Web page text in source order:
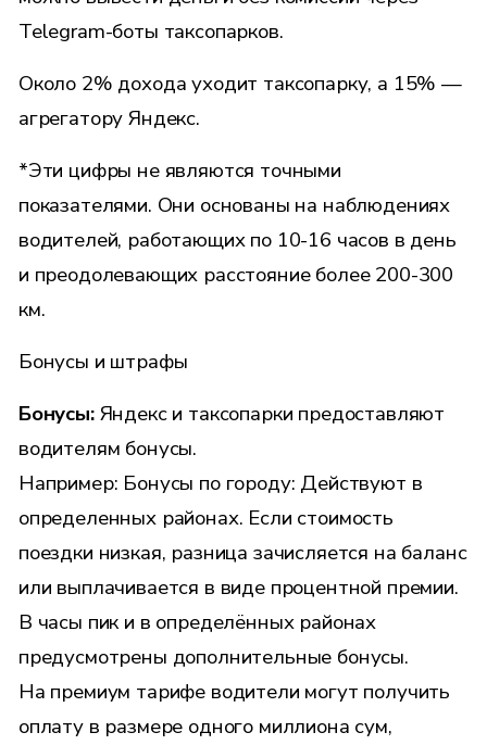
Telegram-боты таксопарков.
Около 2% дохода уходит таксопарку, а 15% —
агрегатору Яндекс.
*Эти цифры не являются точными
показателями. Они основаны на наблюдениях
водителей, работающих по 10-16 часов в день
и преодолевающих расстояние более 200-300
км.
Бонусы и штрафы
Бонусы:Яндекс и таксопарки предоставляют
водителям бонусы.
Например: Бонусы по городу: Действуют в
определенных районах. Если стоимость
поездки низкая, разница зачисляется на баланс
или выплачивается в виде процентной премии.
В часы пик и в определённых районах
предусмотрены дополнительные бонусы.
На премиум тарифе водители могут получить
оплату в размере одного миллиона сум,